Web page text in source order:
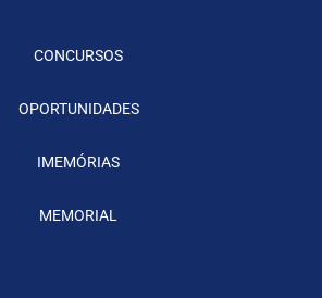
CONCURSOS
OPORTUNIDADES
IMEMÓRIAS
MEMORIAL